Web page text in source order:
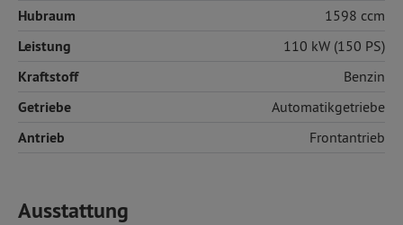
Hubraum 1598 ccm
Leistung 110 kW (150 PS)
Kraftstoff Benzin
Getriebe Automatikgetriebe
Antrieb Frontantrieb
Ausstattung